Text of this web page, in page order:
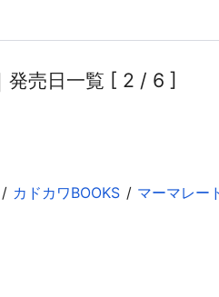
発売日一覧 [ 2 / 6 ]
カドカワBOOKS マーマレー